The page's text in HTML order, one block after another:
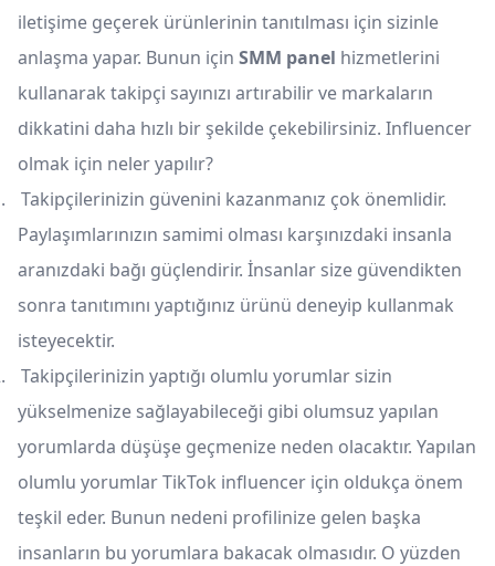
iletişime geçerek ürünlerinin tanıtılması için sizinle
anlaşma yapar. Bunun için SMM panel hizmetlerini
kullanarak takipçi sayınızı artırabilir ve markaların
dikkatini daha hızlı bir şekilde çekebilirsiniz. Influencer
olmak için neler yapılır?
Takipçilerinizin güvenini kazanmanız çok önemlidir.
Paylaşımlarınızın samimi olması karşınızdaki insanla
aranızdaki bağı güçlendirir. İnsanlar size güvendikten
sonra tanıtımını yaptığınız ürünü deneyip kullanmak
isteyecektir.
Takipçilerinizin yaptığı olumlu yorumlar sizin
yükselmenize sağlayabileceği gibi olumsuz yapılan
yorumlarda düşüşe geçmenize neden olacaktır. Yapılan
olumlu yorumlar TikTok influencer için oldukça önem
teşkil eder. Bunun nedeni profilinize gelen başka
insanların bu yorumlara bakacak olmasıdır. O yüzden